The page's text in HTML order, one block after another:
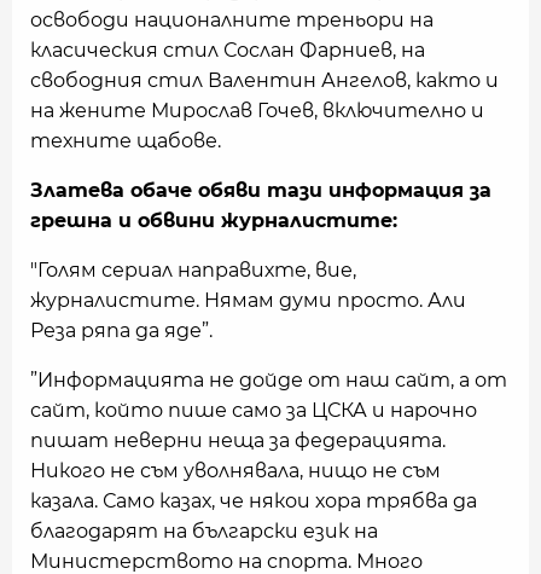
освободи националните треньори на
класическия стил Сослан Фарниев, на
свободния стил Валентин Ангелов, както и
на жените Мирослав Гочев, включително и
техните щабове.
Златева обаче обяви тази информация за
грешна и обвини журналистите:
"Голям сериал направихте, вие,
журналистите. Нямам думи просто. Али
Реза ряпа да яде”.
”Информацията не дойде от наш сайт, а от
сайт, който пише само за ЦСКА и нарочно
пишат неверни неща за федерацията.
Никого не съм уволнявала, нищо не съм
казала. Само казах, че някои хора трябва да
благодарят на български език на
Министерството на спорта. Много